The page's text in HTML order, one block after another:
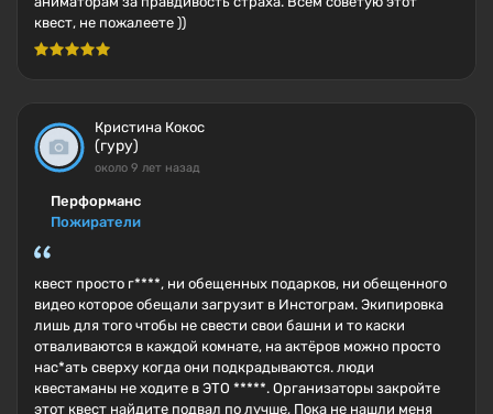
квест, не пожалеете ))
Кристина Кокос
(гуру)
около 9 лет назад
Перформанс
Пожиратели
квест просто г****, ни обещенных подарков, ни обещенного
видео которое обещали загрузит в Инстограм. Экипировка
лишь для того чтобы не свести свои башни и то каски
отваливаются в каждой комнате, на актёров можно просто
нас*ать сверху когда они подкрадываются. люди
квестаманы не ходите в ЭТО *****. Организаторы закройте
этот квест найдите подвал по лучше, Пока не нашли меня